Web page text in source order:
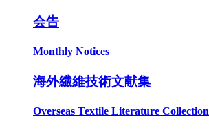
会告
Monthly Notices
海外繊維技術文献集
Overseas Textile Literature Collection